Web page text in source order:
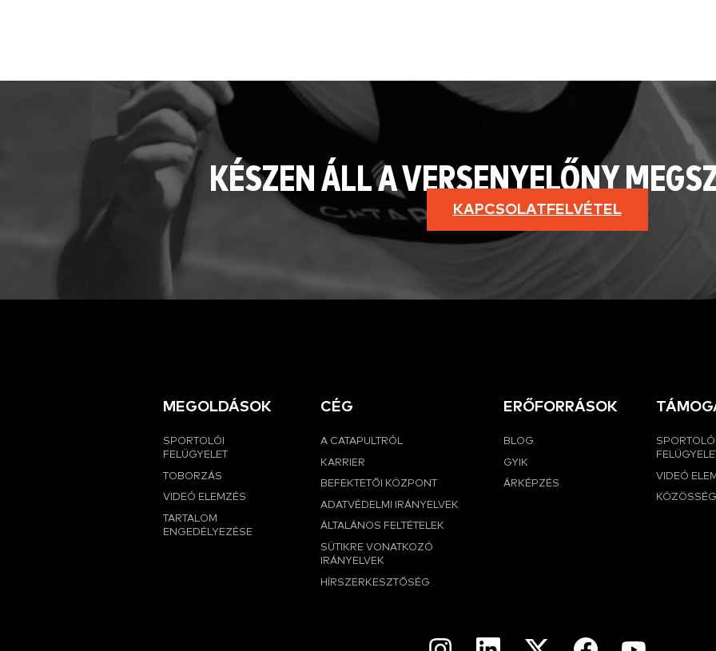
KÉSZEN ÁLL A VERSENYELŐNY
KAPCSOLATFELVÉTEL
MEGOLDÁSOK
SPORTOLÓI
FELÜGYELET
TOBORZÁS
VIDEÓ ELEMZÉS
TARTALOM
ENGEDÉLYEZÉSE
CÉG
A CATAPULTRÓL
KARRIER
BEFEKTETŐI KÖZPONT
ADATVÉDELMI IRÁNYELVEK
ÁLTALÁNOS FELTÉTELEK
SÜTIKRE VONATKOZÓ
IRÁNYELVEK
HÍRSZERKESZTŐSÉG
ERŐFORRÁSOK
BLOG
GYIK
ÁRKÉPZÉS
SPORTOLÓI
VIDEÓ
KÖZÖSSÉG